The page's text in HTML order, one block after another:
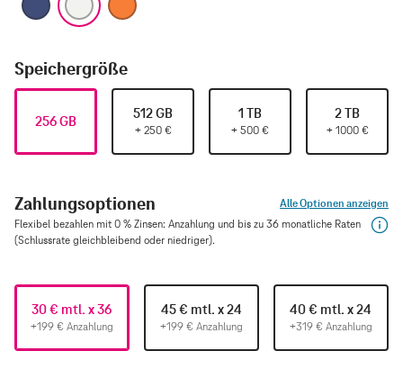
Speichergröße
256 GB 512 GB
+ 250 €
1 TB
+ 500 €
2 TB
+ 1000 €
Zahlungsoptionen
Alle Optionen anzeigen
Flexibel bezahlen mit 0 % Zinsen: Anzahlung und bis zu 36 monatliche Raten
(Schlussrate gleichbleibend oder niedriger).
30 € mtl. x 36
+199 € Anzahlung
45 € mtl. x 24
+199 € Anzahlung
40 € mtl. x 24
+319 € Anzahlung